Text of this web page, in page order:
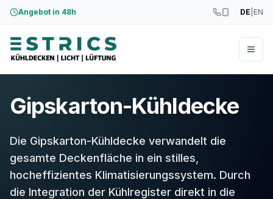
Angebot in 48h DE EN
Gipskarton-Kühldecke
Die Gipskarton-Kühldecke verwandelt die
gesamte Deckenfläche in ein stilles,
hocheffizientes Klimatisierungssystem. Durch
die Integration der Kühlregister direkt in die